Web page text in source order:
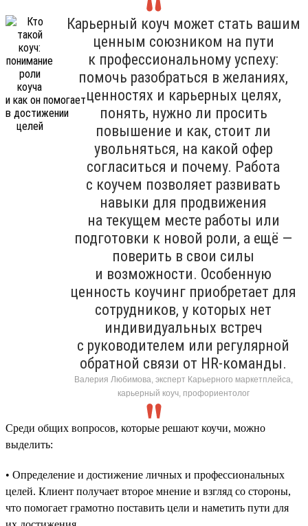
Карьерный коуч может стать вашим
ценным союзником на пути
к профессиональному успеху:
помочь разобраться в желаниях,
ценностях и карьерных целях,
понять, нужно ли просить
повышение и как, стоит ли
увольняться, на какой офер
согласиться и почему. Работа
с коучем позволяет развивать
навыки для продвижения
на текущем месте работы или
подготовки к новой роли, а ещё —
поверить в свои силы
и возможности. Особенную
ценность коучинг приобретает для
сотрудников, у которых нет
индивидуальных встреч
с руководителем или регулярной
обратной связи от HR-команды.
Валерия Любимова, эксперт Карьерного маркетплейса,
карьерный коуч, профориентолог
Среди общих вопросов, которые решают коучи, можно
выделить:
• Определение и достижение личных и профессиональных
целей. Клиент получает второе мнение и взгляд со стороны,
что помогает грамотно поставить цели и наметить пути для